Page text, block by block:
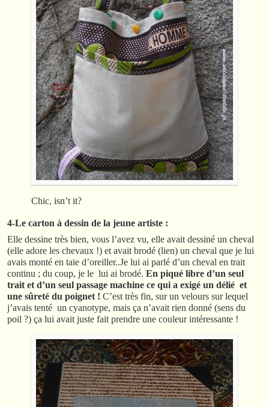
Chic, isn’t it?
4-Le carton à dessin de la jeune artiste :
Elle dessine très bien, vous l’avez vu, elle avait dessiné un cheval
(elle adore les chevaux !) et avait brodé (lien) un cheval que je lui
avais monté en taie d’oreiller..Je lui ai parlé d’un cheval en trait
continu ; du coup, je le lui ai brodé. En piqué libre d’un seul
trait et d’un seul passage machine ce qui a exigé un délié et
une sûreté du poignet ! C’est très fin, sur un velours sur lequel
j’avais tenté un cyanotype, mais ça n’avait rien donné (sens du
poil ?) ça lui avait juste fait prendre une couleur intéressante !